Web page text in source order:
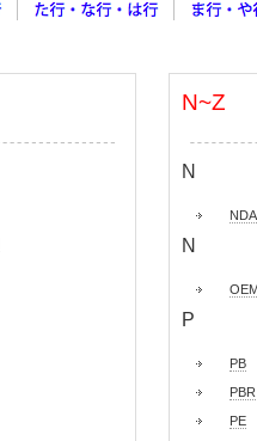
N~Z
N
NDA
N
P
PB
PBR
PE